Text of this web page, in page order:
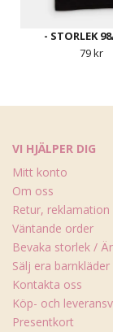
- STORLEK
79 kr
VI HJÄLPER DIG
Mitt konto
Om oss
Retur,
Väntande order
Bevaka storlek /
Sälj era barnkläder
Kontakta oss
Köp- och
Presentkort